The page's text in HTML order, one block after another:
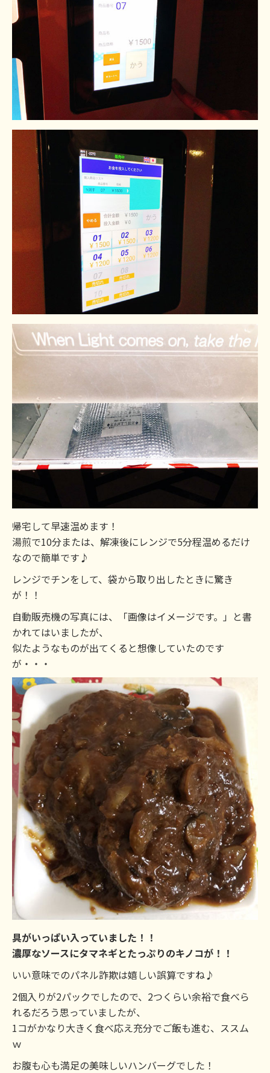
帰宅して早速温めます！
湯煎で10分または、解凍後にレンジで5分程温めるだけ
なので簡単です♪
レンジでチンをして、袋から取り出したときに驚き
が！！
自動販売機の写真には、「画像はイメージです。」と書
かれてはいましたが、
似たようなものが出てくると想像していたのです
が・・・
具がいっぱい入っていました！！
濃厚なソースにタマネギとたっぷりのキノコが！！
いい意味でのパネル詐欺は嬉しい誤算ですね♪
2個入りが2パックでしたので、2つくらい余裕で食べら
れるだろう思っていましたが、
1コがかなり大きく食べ応え充分でご飯も進む、ススム
ｗ
お腹も心も満足の美味しいハンバーグでした！